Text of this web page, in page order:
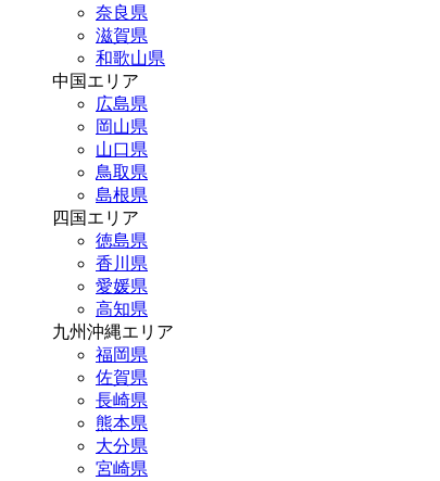
奈良県
滋賀県
和歌山県
中国エリア
広島県
岡山県
山口県
鳥取県
島根県
四国エリア
徳島県
香川県
愛媛県
高知県
九州沖縄エリア
福岡県
佐賀県
長崎県
熊本県
大分県
宮崎県